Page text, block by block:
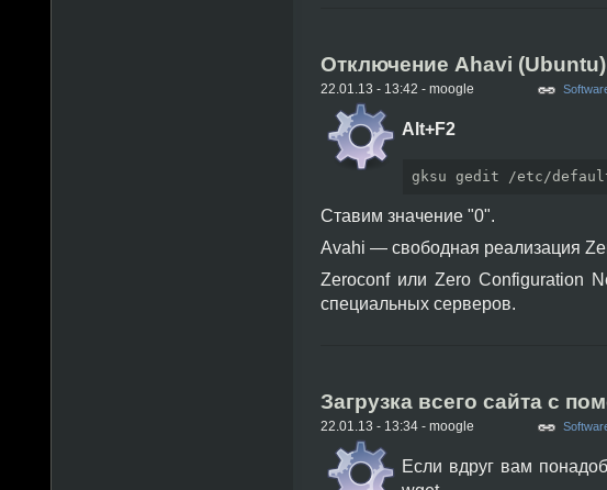
Отключение Ahavi (Ubuntu)
22.01.13 - 13:42 - moogle
Alt+F2
gksu gedit /etc/
Ставим значение "0".
Avahi — свободная реализация
Zeroconf или Zero Configuration
специальных серверов.
Загрузка всего сайта с
22.01.13 - 13:34 - moogle
Если вдруг вам